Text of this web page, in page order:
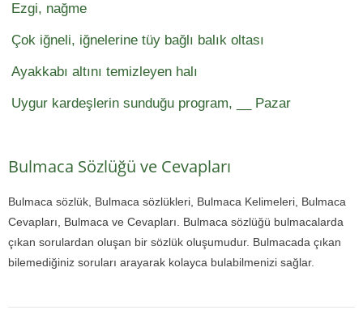
Ezgi, nağme
Çok iğneli, iğnelerine tüy bağlı balık oltası
Ayakkabı altını temizleyen halı
Uygur kardeşlerin sunduğu program, __ Pazar
Bulmaca Sözlüğü ve Cevapları
Bulmaca sözlük, Bulmaca sözlükleri, Bulmaca Kelimeleri, Bulmaca
Cevapları, Bulmaca ve Cevapları. Bulmaca sözlüğü bulmacalarda
çıkan sorulardan oluşan bir sözlük oluşumudur. Bulmacada çıkan
bilemediğiniz soruları arayarak kolayca bulabilmenizi sağlar.